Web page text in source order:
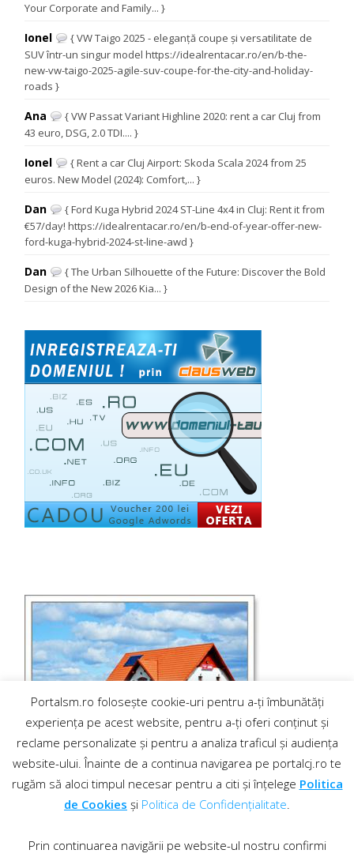
Your Corporate and Family... }
Ionel
{ VW Taigo 2025 - eleganță coupe și versatilitate de
SUV într-un singur model https://idealrentacar.ro/en/b-the-
new-vw-taigo-2025-agile-suv-coupe-for-the-city-and-holiday-
roads }
Ana
{ VW Passat Variant Highline 2020: rent a car Cluj from
43 euro, DSG, 2.0 TDI.... }
Ionel
{ Rent a car Cluj Airport: Skoda Scala 2024 from 25
euros. New Model (2024): Comfort,... }
Dan
{ Ford Kuga Hybrid 2024 ST-Line 4x4 in Cluj: Rent it from
€57/day! https://idealrentacar.ro/en/b-end-of-year-offer-new-
ford-kuga-hybrid-2024-st-line-awd }
Dan
{ The Urban Silhouette of the Future: Discover the Bold
Design of the New 2026 Kia... }
Portalsm.ro folosește cookie-uri pentru a-ți îmbunătăți
experiența pe acest website, pentru a-ți oferi conținut și
reclame personalizate și pentru a analiza traficul și audiența
website-ului. Înainte de a continua navigarea pe portalcj.ro te
rugăm să aloci timpul necesar pentru a citi și înțelege Politica
de Cookies și Politica de Confidențialitate.
Prin continuarea navigării pe website-ul nostru confirmi